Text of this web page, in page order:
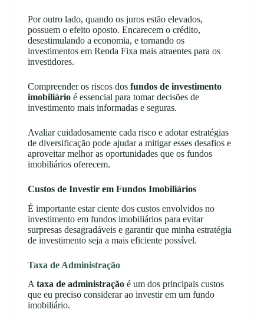
Por outro lado, quando os juros estão elevados,
possuem o efeito oposto. Encarecem o crédito,
desestimulando a economia, e tornando os
investimentos em Renda Fixa mais atraentes para os
investidores.
Compreender os riscos dos fundos de investimento
imobiliárioé essencial para tomar decisões de
investimento mais informadas e seguras.
Avaliar cuidadosamente cada risco e adotar estratégias
de diversificação pode ajudar a mitigar esses desafios e
aproveitar melhor as oportunidades que os fundos
imobiliários oferecem.
Custos de Investir em Fundos Imobiliários
É importante estar ciente dos custos envolvidos no
investimento em fundos imobiliários para evitar
surpresas desagradáveis e garantir que minha estratégia
de investimento seja a mais eficiente possível.
Taxa de Administração
A taxa de administraçãoé um dos principais custos
que eu preciso considerar ao investir em um fundo
imobiliário.